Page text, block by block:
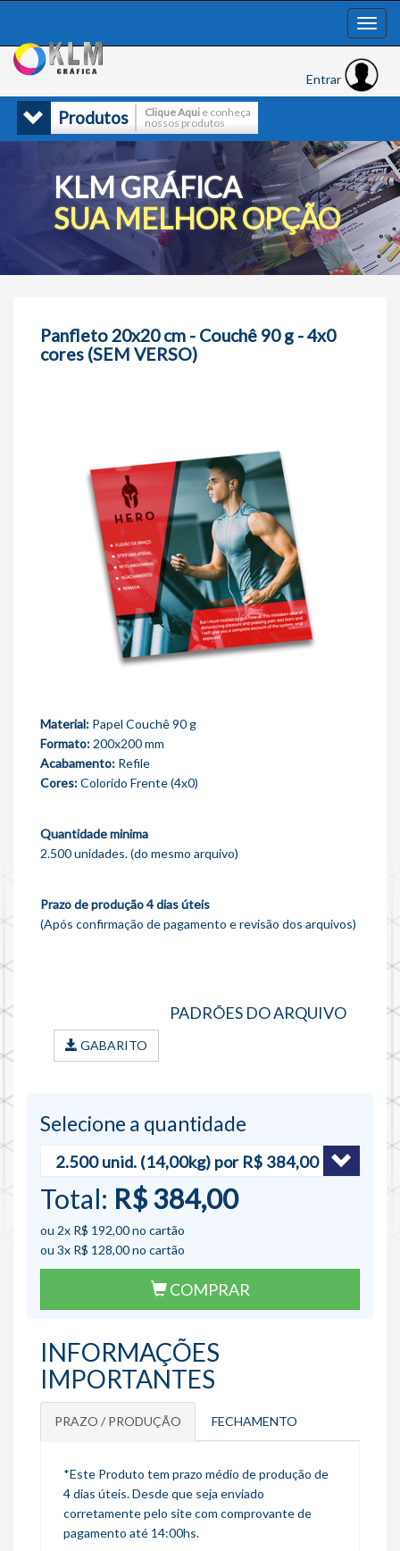
Entrar
Produtos Clique Aqui e conheça
nossos produtos
KLM GRÁFICA
SUA MELHOR OPÇÃO
Panfleto 20x20 cm - Couchê 90 g - 4x0
cores (SEM VERSO)
Material: Papel Couchê 90 g
Formato: 200x200 mm
Acabamento: Refile
Cores:Colorido Frente (4x0)
Quantidade minima
2.500 unidades. (do mesmo arquivo)
Prazo de produção 4 dias úteis
(Após confirmação de pagamento e revisão dos arquivos)
PADRÕES DO ARQUIVO
GABARITO
Selecione a quantidade
Total: R$ 384,00
ou 2x R$ 192,00no cartão
ou 3x R$ 128,00no cartão
COMPRAR
INFORMAÇÕES
IMPORTANTES
PRAZO / PRODUÇÃO FECHAMENTO
*Este Produto tem prazo médio de produção de
4 dias úteis. Desde que seja enviado
corretamente pelo site com comprovante de
pagamento até 14:00hs.